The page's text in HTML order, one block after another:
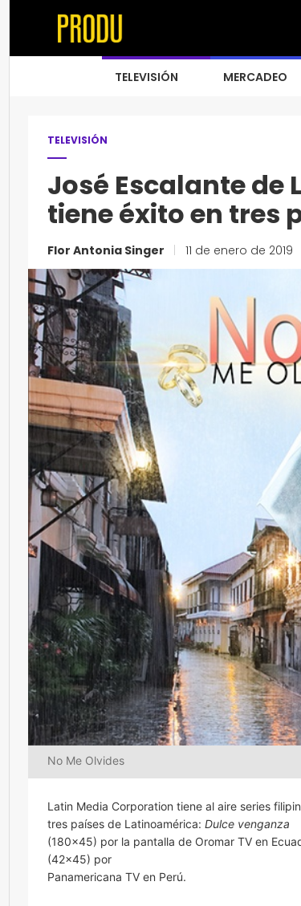
TELEVISIÓN MERCADEO
TELEVISIÓN
José Escalante de
tiene éxito en tres
Flor Antonia Singer 11 de enero de 2019
No Me Olvides
Latin Media Corporation tiene al aire series
tres países de Latinoamérica: Dulce venganza
(180×45) por la pantalla de Oromar TV en
(42×45) por
Panamericana TV en Perú.